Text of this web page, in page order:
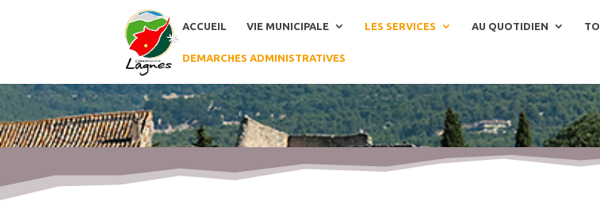
ACCUEIL VIE MUNICIPALE LES SERVICES AU QUOTIDIEN
DEMARCHES ADMINISTRATIVES
Démarches Administratives